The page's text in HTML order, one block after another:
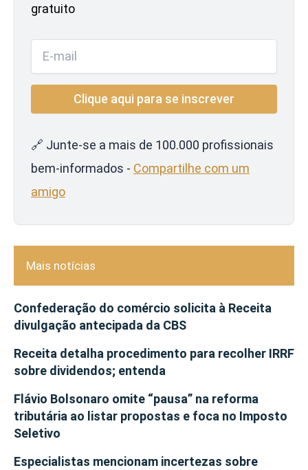
gratuito
🔗 Junte-se a mais de 100.000 profissionais
bem-informados - Compartilhe com um
amigo
Mais notícias
Confederação do comércio solicita à Receita
divulgação antecipada da CBS
Receita detalha procedimento para recolher IRRF
sobre dividendos; entenda
Flávio Bolsonaro omite “pausa” na reforma
tributária ao listar propostas e foca no Imposto
Seletivo
Especialistas mencionam incertezas sobre